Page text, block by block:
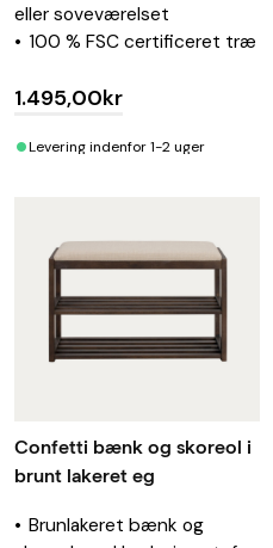
eller soveværelset
100 % FSC certificeret træ
1.495,00kr
•Levering indenfor 1-2 uger
Confetti bænk og skoreol i
brunt lakeret eg
Brunlakeret bænk og